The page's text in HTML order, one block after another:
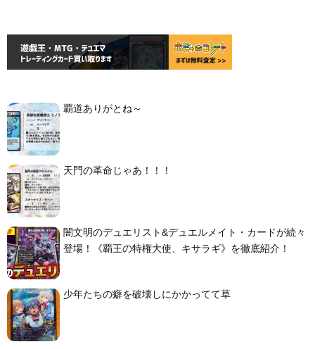
覇道ありがとね～
天門の革命じゃあ！！！
闇文明のデュエリスト&デュエルメイト・カードが続々
登場！《覇王の特権大使、キサラギ》を徹底紹介！
少年たちの癖を破壊しにかかってて草